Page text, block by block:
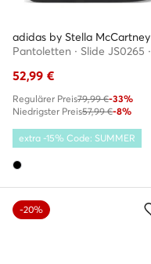
adidas by Stella McCartney
52,99 €
Regulärer Preis79,99 €-33%
Niedrigster Preis57,99 €-8%
extra -15% Code: SUMMER
-20%